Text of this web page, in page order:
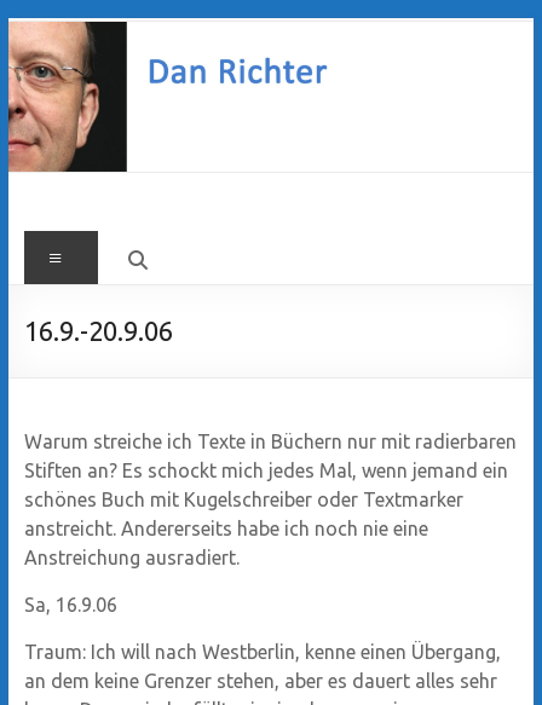
Zum
Inhalt
springen
Dan
Richter
Menü
16.9.-20.9.06
Warum streiche ich Texte in Büchern nur mit radierbaren
Stiften an? Es schockt mich jedes Mal, wenn jemand ein
schönes Buch mit Kugelschreiber oder Textmarker
anstreicht. Andererseits habe ich noch nie eine
Anstreichung ausradiert.
Sa, 16.9.06
Traum: Ich will nach Westberlin, kenne einen Übergang,
an dem keine Grenzer stehen, aber es dauert alles sehr